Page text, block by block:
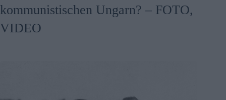
kommunistischen Ungarn? – FOTO,
VIDEO